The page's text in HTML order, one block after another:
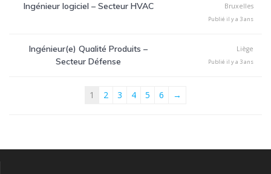
Ingénieur logiciel – Secteur HVAC Bruxelles
Publié il y a 3 ans
Ingénieur(e) Qualité Produits –
Secteur Défense
Liège
Publié il y a 3 ans
1 2 3 4 5 6 →